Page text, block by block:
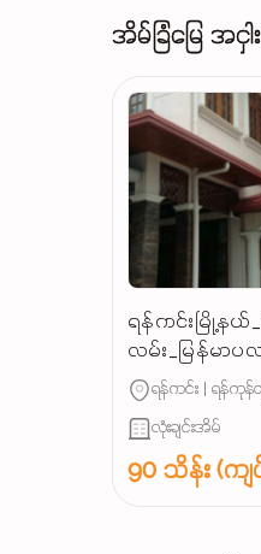
အိမ်ခြံမြေ အငှါး
ရန်ကင်းမြို့နယ်_
လမ်း_မြန်မာ
ကြီးကြီး_ခြံဝန်
လုံးချင်းအိမ်_အငှာ
ရန်ကင်း | ရန်ကုန်
လုံးချင်းအိမ်
90 သိန်း (ကျ